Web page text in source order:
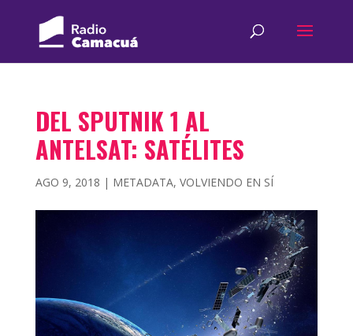
DEL SPUTNIK 1 AL
ANTELSAT: SATÉLITES
AGO 9, 2018 | METADATA, VOLVIENDO EN SÍ